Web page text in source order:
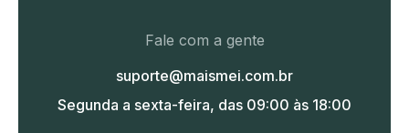
Fale com a gente
suporte@maismei.com.br
Segunda a sexta-feira, das 09:00 às 18:00